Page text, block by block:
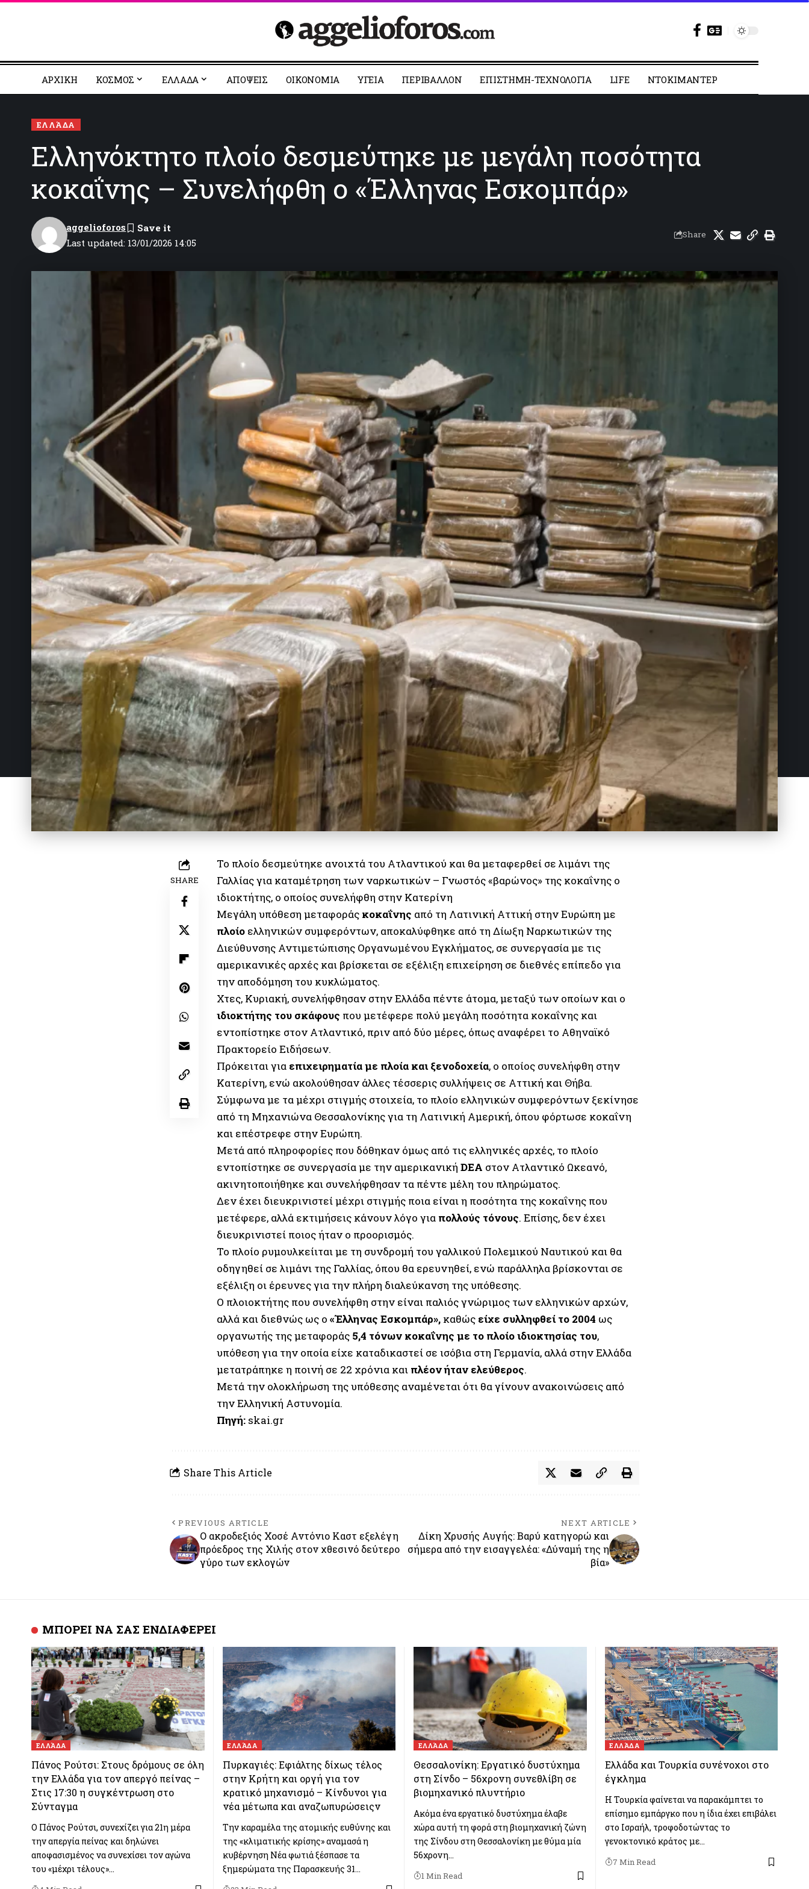
ΑΡΧΙΚΗ ΚΟΣΜΟΣ EΛΛΑΔΑ ΑΠΟΨΕΙΣ ΟΙΚΟΝΟΜΙΑ YΓΕΙΑ ΠΕΡΙΒΑΛΛΟΝ ΕΠΙΣΤΗΜΗ-ΤΕΧΝΟΛΟΓΙΑ LIFE ΝΤΟΚΙΜΑΝΤΕΡ
ΕΛΛΆΔΑ
Ελληνόκτητο πλοίο δεσμεύτηκε με μεγάλη ποσότητα
κοκαΐνης – Συνελήφθη ο «Έλληνας Εσκομπάρ»
Last updated: 13/01/2026 14:05
aggelioforos
Share
SHARE
Το πλοίο δεσμεύτηκε ανοιχτά του Ατλαντικού και θα μεταφερθεί σε λιμάνι της
Γαλλίας για καταμέτρηση των ναρκωτικών – Γνωστός «βαρώνος» της κοκαΐνης ο
ιδιοκτήτης, ο οποίος συνελήφθη στην Κατερίνη
Μεγάλη υπόθεση μεταφοράς κοκαΐνης από τη Λατινική Αττική στην Ευρώπη με
πλοίο ελληνικών συμφερόντων, αποκαλύφθηκε από τη Δίωξη Ναρκωτικών της
Διεύθυνσης Αντιμετώπισης Οργανωμένου Εγκλήματος, σε συνεργασία με τις
αμερικανικές αρχές και βρίσκεται σε εξέλιξη επιχείρηση σε διεθνές επίπεδο για
την αποδόμηση του κυκλώματος.
Χτες, Κυριακή, συνελήφθησαν στην Ελλάδα πέντε άτομα, μεταξύ των οποίων και ο
ιδιοκτήτης του σκάφους που μετέφερε πολύ μεγάλη ποσότητα κοκαΐνης και
εντοπίστηκε στον Ατλαντικό, πριν από δύο μέρες, όπως αναφέρει το Αθηναϊκό
Πρακτορείο Ειδήσεων.
Πρόκειται για επιχειρηματία με πλοία και ξενοδοχεία, ο οποίος συνελήφθη στην
Κατερίνη, ενώ ακολούθησαν άλλες τέσσερις συλλήψεις σε Αττική και Θήβα.
Σύμφωνα με τα μέχρι στιγμής στοιχεία, το πλοίο ελληνικών συμφερόντων ξεκίνησε
από τη Μηχανιώνα Θεσσαλονίκης για τη Λατινική Αμερική, όπου φόρτωσε κοκαΐνη
και επέστρεφε στην Ευρώπη.
Μετά από πληροφορίες που δόθηκαν όμως από τις ελληνικές αρχές, το πλοίο
εντοπίστηκε σε συνεργασία με την αμερικανική DEA στον Ατλαντικό Ωκεανό,
ακινητοποιήθηκε και συνελήφθησαν τα πέντε μέλη του πληρώματος.
Δεν έχει διευκρινιστεί μέχρι στιγμής ποια είναι η ποσότητα της κοκαΐνης που
μετέφερε, αλλά εκτιμήσεις κάνουν λόγο για πολλούς τόνους. Επίσης, δεν έχει
διευκρινιστεί ποιος ήταν ο προορισμός.
Το πλοίο ρυμουλκείιται με τη συνδρομή του γαλλικού Πολεμικού Ναυτικού και θα
οδηγηθεί σε λιμάνι της Γαλλίας, όπου θα ερευνηθεί, ενώ παράλληλα βρίσκονται σε
εξέλιξη οι έρευνες για την πλήρη διαλεύκανση της υπόθεσης.
Ο πλοιοκτήτης που συνελήφθη στην είναι παλιός γνώριμος των ελληνικών αρχών,
αλλά και διεθνώς ως ο «Έλληνας Εσκομπάρ», καθώς είχε συλληφθεί το 2004 ως
οργανωτής της μεταφοράς 5,4 τόνων κοκαΐνης με το πλοίο ιδιοκτησίας του,
υπόθεση για την οποία είχε καταδικαστεί σε ισόβια στη Γερμανία, αλλά στην Ελλάδα
μετατράπηκε η ποινή σε 22 χρόνια και πλέον ήταν ελεύθερος.
Μετά την ολοκλήρωση της υπόθεσης αναμένεται ότι θα γίνουν ανακοινώσεις από
την Ελληνική Αστυνομία.
Πηγή: skai.gr
Share This Article
PREVIOUS ARTICLE
Ο ακροδεξιός Χοσέ Αντόνιο Καστ εξελέγη
πρόεδρος της Χιλής στον χθεσινό δεύτερο
γύρο των εκλογών
NEXT ARTICLE
Δίκη Χρυσής Αυγής: Βαρύ κατηγορώ και
σήμερα από την εισαγγελέα: «Δύναμή της η
βία»
ΜΠΟΡΕΙ ΝΑ ΣΑΣ ΕΝΔΙΑΦΕΡΕΙ
ΕΛΛΆΔΑ
Πάνος Ρούτσι: Στους δρόμους σε όλη
την Ελλάδα για τον απεργό πείνας –
Στις 17:30 η συγκέντρωση στο
Σύνταγμα
Ο Πάνος Ρούτσι, συνεχίζει για 21η μέρα
την απεργία πείνας και δηλώνει
αποφασισμένος να συνεχίσει τον αγώνα
του «μέχρι τέλους»…
ΕΛΛΆΔΑ
Πυρκαγιές: Εφιάλτης δίχως τέλος
στην Κρήτη και οργή για τον
κρατικό μηχανισμό – Κίνδυνοι για
νέα μέτωπα και αναζωπυρώσειςv
Την καραμέλα της ατομικής ευθύνης και
της «κλιματικής κρίσης» αναμασά η
κυβέρνηση Νέα φωτιά ξέσπασε τα
ξημερώματα της Παρασκευής 31…
ΕΛΛΆΔΑ
Θεσσαλονίκη: Εργατικό δυστύχημα
στη Σίνδο – 56χρονη συνεθλίβη σε
βιομηχανικό πλυντήριο
Ακόμα ένα εργατικό δυστύχημα έλαβε
χώρα αυτή τη φορά στη βιομηχανική ζώνη
της Σίνδου στη Θεσσαλονίκη με θύμα μία
56χρονη…
1 Min Read
ΕΛΛΆΔΑ
Ελλάδα και Τουρκία συνένοχοι στο
έγκλημα
Η Τουρκία φαίνεται να παρακάμπτει το
επίσημο εμπάργκο που η ίδια έχει επιβάλει
στο Ισραήλ, τροφοδοτώντας το
γενοκτονικό κράτος με…
7 Min Read